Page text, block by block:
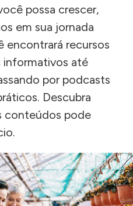
possa crescer,
em sua jornada
encontrará recursos
informativos até
por podcasts
Descubra
conteúdos pode